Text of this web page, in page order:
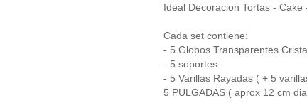
Ideal Decoracion Tortas - Cake
Cada set contiene:
- 5 Globos Transparentes
- 5 soportes
- 5 Varillas Rayadas ( + 5
5 PULGADAS ( aprox 12 cm